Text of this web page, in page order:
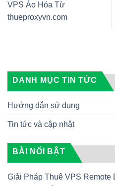
VPS Ảo Hóa Từ
thueproxyvn.com
DANH MỤC TIN TỨC
Hướng dẫn sử dụng
Tin tức và cập nhật
BÀI NỔI BẬT
Giải Pháp Thuê VPS Remote